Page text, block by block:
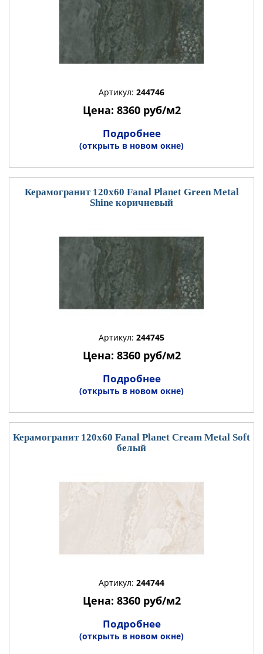
Артикул: 244746
Цена: 8360 руб/м2
Подробнее
(открыть в новом окне)
Керамогранит 120x60 Fanal Planet Green Metal
Shine коричневый
Артикул: 244745
Цена: 8360 руб/м2
Подробнее
(открыть в новом окне)
Керамогранит 120x60 Fanal Planet Cream Metal Soft
белый
Артикул: 244744
Цена: 8360 руб/м2
Подробнее
(открыть в новом окне)